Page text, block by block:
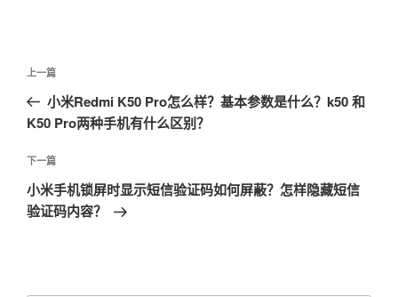
文
导
上
一
篇
章
上一篇
小米Redmi K50 Pro怎么样？基本参数是什么？k50 和
K50 Pro两种手机有什么区别？
下
一
篇
下一篇
小米手机锁屏时显示短信验证码如何屏蔽？怎样隐藏短信
验证码内容？